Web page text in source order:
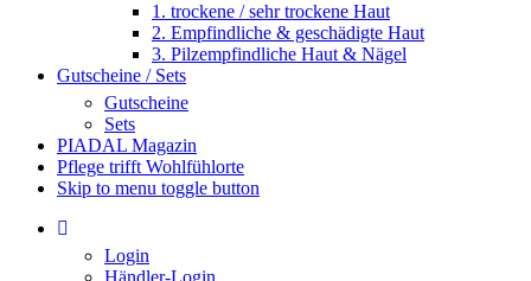
1. trockene / sehr trockene Haut
2. Empfindliche & geschädigte Haut
3. Pilzempfindliche Haut & Nägel
Gutscheine / Sets
Gutscheine
Sets
PIADAL Magazin
Pflege trifft Wohlfühlorte
Skip to menu toggle button
Login